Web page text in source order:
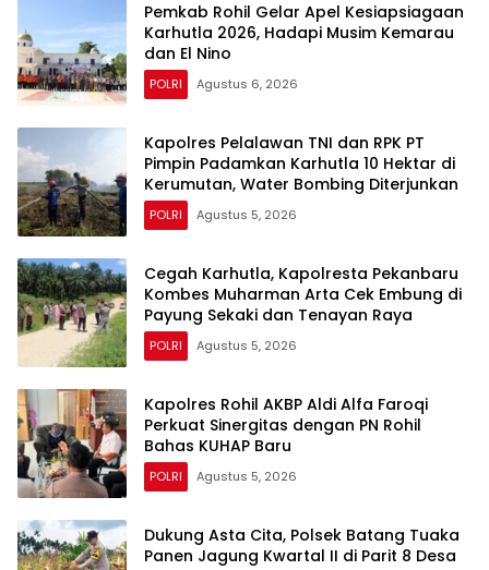
Pemkab Rohil Gelar Apel Kesiapsiagaan
Karhutla 2026, Hadapi Musim Kemarau
dan El Nino
POLRI Agustus 6, 2026
Kapolres Pelalawan TNI dan RPK PT
Pimpin Padamkan Karhutla 10 Hektar di
Kerumutan, Water Bombing Diterjunkan
POLRI Agustus 5, 2026
Cegah Karhutla, Kapolresta Pekanbaru
Kombes Muharman Arta Cek Embung di
Payung Sekaki dan Tenayan Raya
POLRI Agustus 5, 2026
Kapolres Rohil AKBP Aldi Alfa Faroqi
Perkuat Sinergitas dengan PN Rohil
Bahas KUHAP Baru
POLRI Agustus 5, 2026
Dukung Asta Cita, Polsek Batang Tuaka
Panen Jagung Kwartal II di Parit 8 Desa